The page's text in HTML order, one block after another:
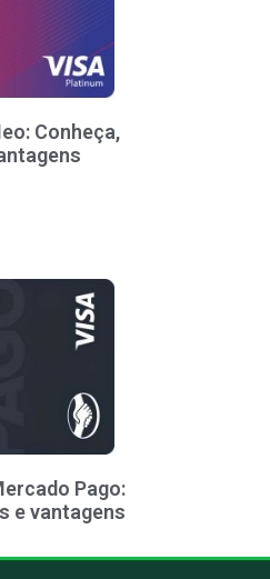
Conheça,
Pago:
e vantagens